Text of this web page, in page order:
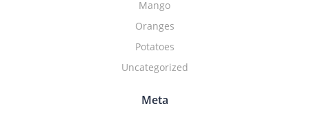
Mango
Oranges
Potatoes
Uncategorized
Meta